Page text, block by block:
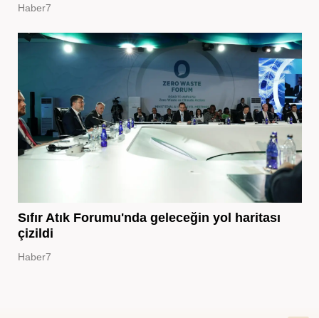
Haber7
Sıfır Atık Forumu'nda geleceğin yol haritası
çizildi
Haber7